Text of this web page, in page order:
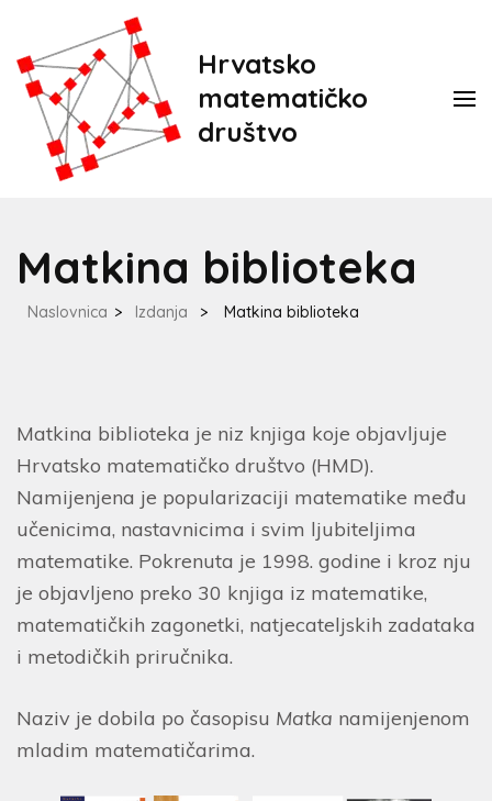
Hrvatsko
matematičko
društvo
Matkina biblioteka
Naslovnica > Izdanja > Matkina biblioteka
Matkina biblioteka je niz knjiga koje objavljuje
Hrvatsko matematičko društvo (HMD).
Namijenjena je popularizaciji matematike među
učenicima, nastavnicima i svim ljubiteljima
matematike. Pokrenuta je 1998. godine i kroz nju
je objavljeno preko 30 knjiga iz matematike,
matematičkih zagonetki, natjecateljskih zadataka
i metodičkih priručnika.
Naziv je dobila po časopisu Matka namijenjenom
mladim matematičarima.